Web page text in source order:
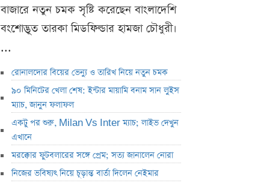
বাজারে নতুন চমক সৃষ্টি করেছেন বাংলাদেশি
বংশোদ্ভূত তারকা মিডফিল্ডার হামজা চৌধুরী।
...
রোনালদোর বিয়ের ভেন্যু ও তারিখ নিয়ে নতুন চমক
৯০ মিনিটের খেলা শেষ: ইন্টার মায়ামি বনাম সান লুইস
ম্যাচ, জানুন ফলাফল
একটু পর শুরু, Milan Vs Inter ম্যাচ; লাইভ দেখুন
এখানে
মরক্কোর ফুটবলারের সঙ্গে প্রেম; সত্য জানালেন নোরা
নিজের ভবিষ্যৎ নিয়ে চূড়ান্ত বার্তা দিলেন নেইমার